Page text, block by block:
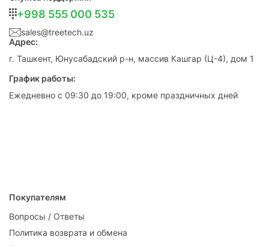
+998 555 000 535
sales@treetech.uz
Адрес:
г. Ташкент, Юнусабадский р-н, массив Кашгар (Ц-4), дом 1
График работы:
Ежедневно с 09:30 до 19:00, кроме праздничных дней
Покупателям
Вопросы / Ответы
Политика возврата и обмена